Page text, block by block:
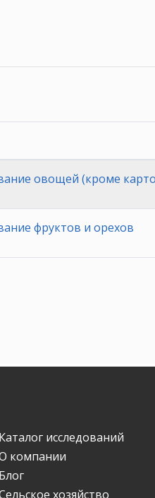
овощей (кроме
фруктов и орехов
Каталог исследований
компании
Блог
хозяйство